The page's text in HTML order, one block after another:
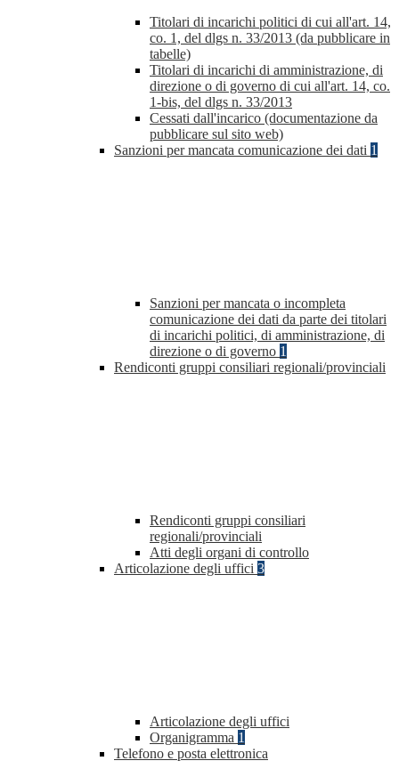
Titolari di incarichi politici di cui all'art. 14,
co. 1, del dlgs n. 33/2013 (da pubblicare in
tabelle)
Titolari di incarichi di amministrazione, di
direzione o di governo di cui all'art. 14, co.
1-bis, del dlgs n. 33/2013
Cessati dall'incarico (documentazione da
pubblicare sul sito web)
Sanzioni per mancata comunicazione dei dati 1
Sanzioni per mancata o incompleta
comunicazione dei dati da parte dei titolari
di incarichi politici, di amministrazione, di
direzione o di governo 1
Rendiconti gruppi consiliari regionali/provinciali
Rendiconti gruppi consiliari
regionali/provinciali
Atti degli organi di controllo
Articolazione degli uffici 3
Articolazione degli uffici
Organigramma 1
Telefono e posta elettronica